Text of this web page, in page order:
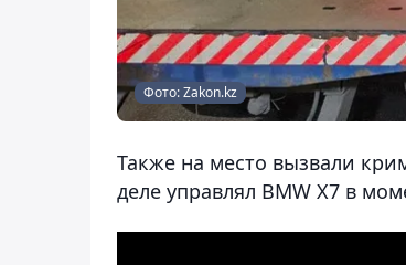
Фото: Zakon.kz
Также на место вызвали
деле управлял BMW X7 в